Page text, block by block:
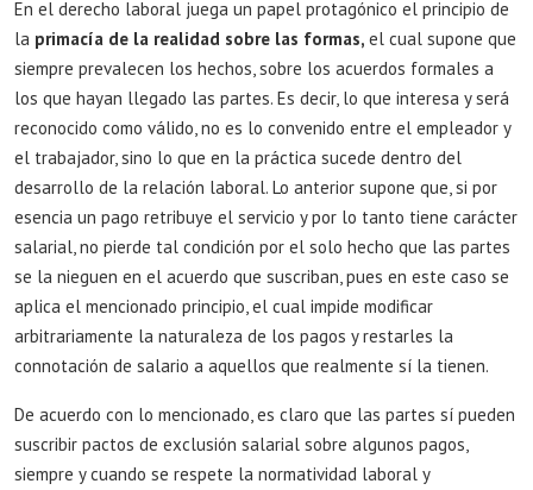
En el derecho laboral juega un papel protagónico el principio de
la primacía de la realidad sobre las formas, el cual supone que
siempre prevalecen los hechos, sobre los acuerdos formales a
los que hayan llegado las partes. Es decir, lo que interesa y será
reconocido como válido, no es lo convenido entre el empleador y
el trabajador, sino lo que en la práctica sucede dentro del
desarrollo de la relación laboral. Lo anterior supone que, si por
esencia un pago retribuye el servicio y por lo tanto tiene carácter
salarial, no pierde tal condición por el solo hecho que las partes
se la nieguen en el acuerdo que suscriban, pues en este caso se
aplica el mencionado principio, el cual impide modificar
arbitrariamente la naturaleza de los pagos y restarles la
connotación de salario a aquellos que realmente sí la tienen.
De acuerdo con lo mencionado, es claro que las partes sí pueden
suscribir pactos de exclusión salarial sobre algunos pagos,
siempre y cuando se respete la normatividad laboral y